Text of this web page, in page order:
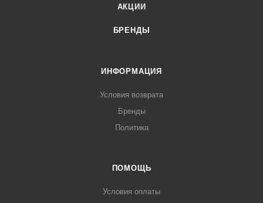
АКЦИИ
БРЕНДЫ
ИНФОРМАЦИЯ
Условия возврата
Бренды
Политика
ПОМОЩЬ
Условия оплаты